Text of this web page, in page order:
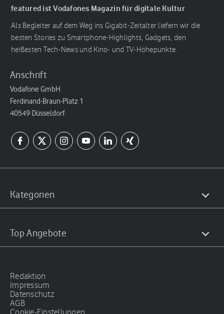
featured ist Vodafones Magazin für digitale Kultur
Als Begleiter auf dem Weg ins Gigabit-Zeitalter liefern wir die
besten Stories zu Smartphone-Highlights, Gadgets, den
heißesten Tech-News und Kino- und TV-Höhepunkte.
Anschrift
Vodafone GmbH
Ferdinand-Braun-Platz 1
40549 Düsseldorf
Kategorien
Top Angebote
Redaktion
Impressum
Datenschutz
AGB